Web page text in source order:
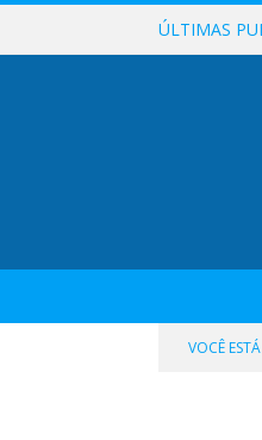
ÚLTIMAS
VOCÊ